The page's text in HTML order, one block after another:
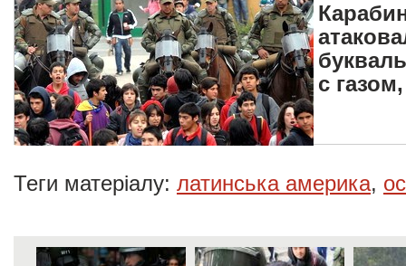
с
Теги матеріалу: латинська америка,